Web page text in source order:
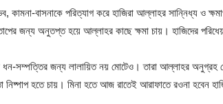
কামনা-বাসনাকে পরিত্যাগ করে হাজিরা আল্লাহর সান্নিধ্য ও
জন্য অনুতপ্ত হয়ে আল্লাহর কাছে ক্ষমা চায়। হাজিদের
সম্পত্তির জন্য লালায়িত নয় মোটেও। তারা আল্লাহর অনুগ্রহ
নিষ্পাপ হতে চায়। মিনা হতে আজ রাতেই আরাফাতে রওনা হবেন